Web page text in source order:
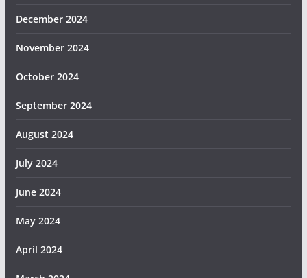
December 2024
November 2024
October 2024
September 2024
August 2024
July 2024
June 2024
May 2024
April 2024